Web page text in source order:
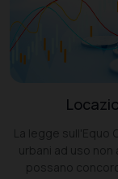
La legge sull'Equo
urbani ad uso non
possano